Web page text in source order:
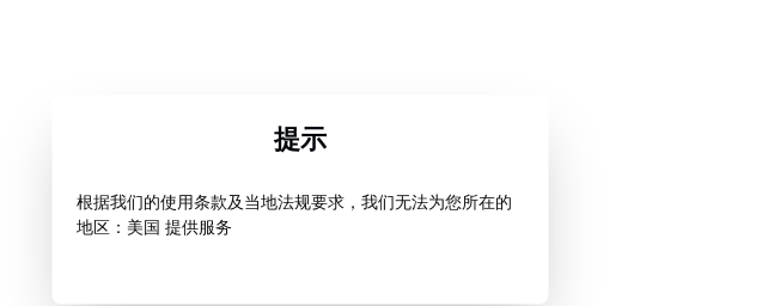
提示
根据我们的使用条款及当地法规要求，我们无法为您所在的
地区：美国 提供服务